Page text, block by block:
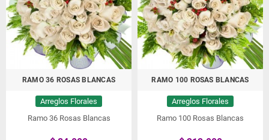
RAMO 36 ROSAS BLANCAS
Arreglos Florales
Ramo 36 Rosas Blancas
RAMO 100 ROSAS BLANCAS
Arreglos Florales
Ramo 100 Rosas Blancas